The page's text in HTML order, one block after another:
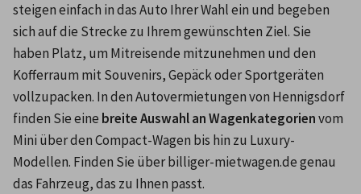
steigen einfach in das Auto Ihrer Wahl ein und begeben
sich auf die Strecke zu Ihrem gewünschten Ziel. Sie
haben Platz, um Mitreisende mitzunehmen und den
Kofferraum mit Souvenirs, Gepäck oder Sportgeräten
vollzupacken. In den Autovermietungen von Hennigsdorf
finden Sie eine breite Auswahl an Wagenkategorien vom
Mini über den Compact-Wagen bis hin zu Luxury-
Modellen. Finden Sie über billiger-mietwagen.de genau
das Fahrzeug, das zu Ihnen passt.